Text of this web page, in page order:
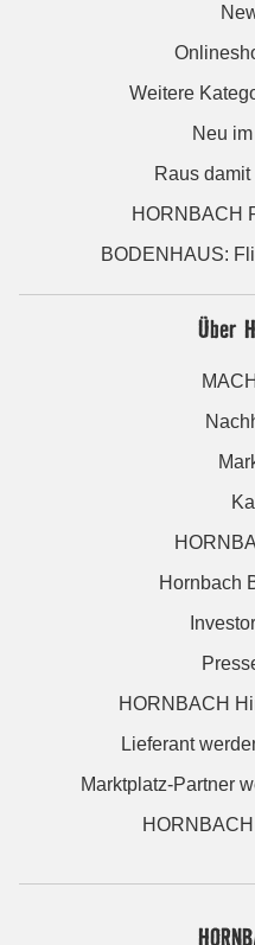
Weitere
Neu
Raus
HORNBACH
BODENHAUS:
Über
Hornbach
HORNBACH
Lieferant
Marktplatz-Partner